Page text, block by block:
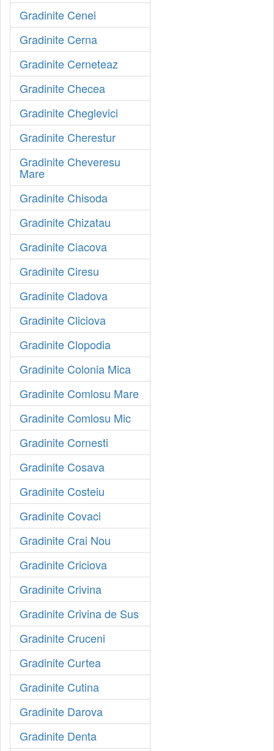
Gradinite Cenei
Gradinite Cerna
Gradinite Cerneteaz
Gradinite Checea
Gradinite Cheglevici
Gradinite Cherestur
Gradinite Cheveresu
Mare
Gradinite Chisoda
Gradinite Chizatau
Gradinite Ciacova
Gradinite Ciresu
Gradinite Cladova
Gradinite Cliciova
Gradinite Clopodia
Gradinite Colonia Mica
Gradinite Comlosu Mare
Gradinite Comlosu Mic
Gradinite Cornesti
Gradinite Cosava
Gradinite Costeiu
Gradinite Covaci
Gradinite Crai Nou
Gradinite Criciova
Gradinite Crivina
Gradinite Crivina de Sus
Gradinite Cruceni
Gradinite Curtea
Gradinite Cutina
Gradinite Darova
Gradinite Denta